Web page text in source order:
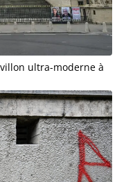
ultra-moderne à